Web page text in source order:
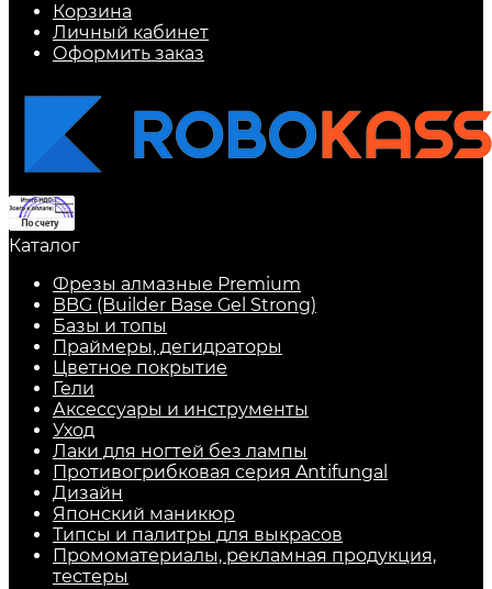
Корзина
Личный кабинет
Оформить заказ
Каталог
Фрезы алмазные Premium
BBG (Builder Base Gel Strong)
Базы и топы
Праймеры, дегидраторы
Цветное покрытие
Гели
Аксессуары и инструменты
Уход
Лаки для ногтей без лампы
Противогрибковая серия Antifungal
Дизайн
Японский маникюр
Типсы и палитры для выкрасов
Промоматериалы, рекламная продукция,
тестеры